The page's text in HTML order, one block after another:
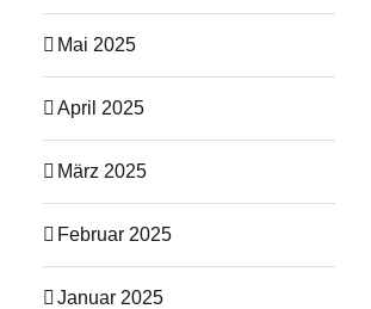
Mai 2025
April 2025
März 2025
Februar 2025
Januar 2025